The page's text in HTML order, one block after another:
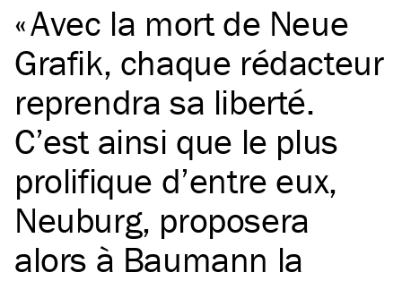
Avec la mort de Neue
Grafik, chaque rédacteur
reprendra sa liberté.
C’est ainsi que le plus
prolifique d’entre eux,
Neuburg, proposera
alors à Baumann la